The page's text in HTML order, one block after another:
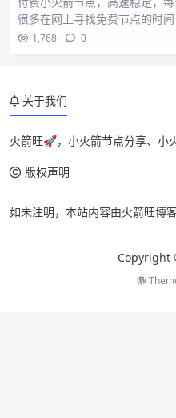
很多在网上寻找免费节点的时
1,768 0
关于我们
火箭旺🚀，小火箭节点分享、小
版权声明
如未注明，本站内容由火箭旺博
Copyright